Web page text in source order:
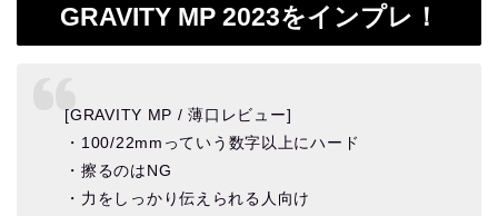
GRAVITY MP 2023をインプレ！
[GRAVITY MP / 薄口レビュー]
・100/22mmっていう数字以上にハード
・擦るのはNG
・力をしっかり伝えられる人向け